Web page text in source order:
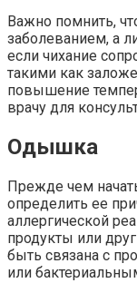
Важно помнить,
заболеванием, а
если чихание
такими как
повышение
врачу для
Одышка
Прежде чем
определить ее
аллергической
продукты или
быть связана с
или